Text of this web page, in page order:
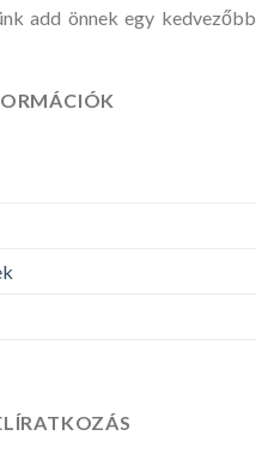
add önnek egy kedvezőbb